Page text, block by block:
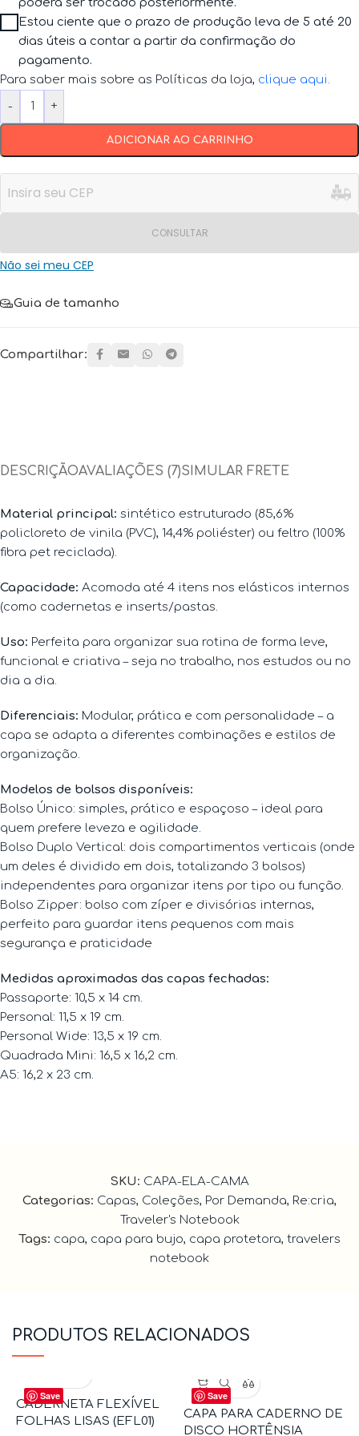
Para saber mais sobre as Políticas da loja, clique aqui.
poderá ser trocado posteriormente.
Estou ciente que o prazo de produção leva de 5 até 20
dias úteis a contar a partir da confirmação do
pagamento.
- +
ADICIONAR AO CARRINHO
CONSULTAR
Não sei meu CEP
Guia de tamanho
Compartilhar:
DESCRIÇÃOAVALIAÇÕES (7)SIMULAR FRETE
Material principal: sintético estruturado (85,6%
policloreto de vinila (PVC), 14,4% poliéster) ou feltro (100%
fibra pet reciclada).
Capacidade: Acomoda até 4 itens nos elásticos internos
(como cadernetas e inserts/pastas.
Uso: Perfeita para organizar sua rotina de forma leve,
funcional e criativa – seja no trabalho, nos estudos ou no
dia a dia.
Diferenciais: Modular, prática e com personalidade – a
capa se adapta a diferentes combinações e estilos de
organização.
Modelos de bolsos disponíveis:
Bolso Único: simples, prático e espaçoso – ideal para
quem prefere leveza e agilidade.
Bolso Duplo Vertical: dois compartimentos verticais (onde
um deles é dividido em dois, totalizando 3 bolsos)
independentes para organizar itens por tipo ou função.
Bolso Zipper: bolso com zíper e divisórias internas,
perfeito para guardar itens pequenos com mais
segurança e praticidade
Medidas aproximadas das capas fechadas:
Passaporte: 10,5 x 14 cm.
Personal: 11,5 x 19 cm.
Personal Wide: 13,5 x 19 cm.
Quadrada Mini: 16,5 x 16,2 cm.
A5: 16,2 x 23 cm.
SKU: CAPA-ELA-CAMA
Categorias: Capas, Coleções, Por Demanda, Re:cria,
Traveler's Notebook
Tags: capa, capa para bujo, capa protetora, travelers
notebook
PRODUTOS RELACIONADOS
Save
CADERNETA FLEXÍVEL
FOLHAS LISAS (EFL01)
Save
CAPA PARA CADERNO DE
DISCO HORTÊNSIA